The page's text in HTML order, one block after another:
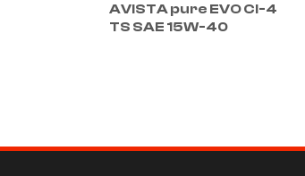
AVISTA pure EVO CI-4
TS SAE 15W-40